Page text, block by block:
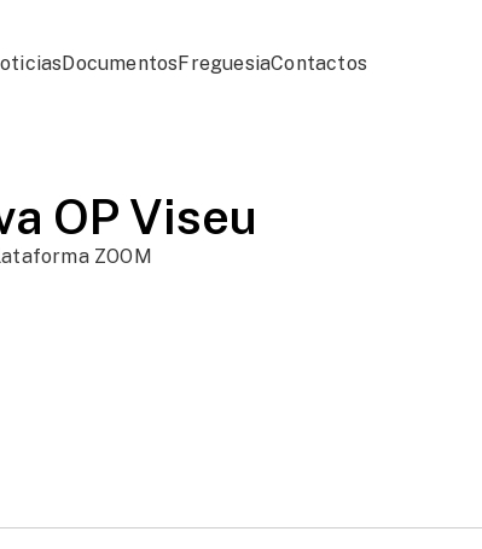
DocumentosFreguesiaContactos
OP Viseu
ZOOM